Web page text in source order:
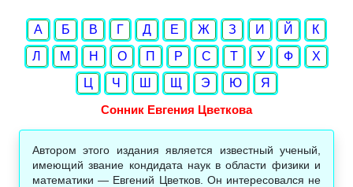
А Б В Г Д Е Ж З И Й
К
Л
М Н О П Р С Т У Ф
Х
Ц
Ч Ш Щ Э Ю
Я
Сонник Евгения Цветкова
Автором этого издания является известный ученый,
имеющий звание кондидата наук в области физики и
математики — Евгений Цветков. Он интересовался не